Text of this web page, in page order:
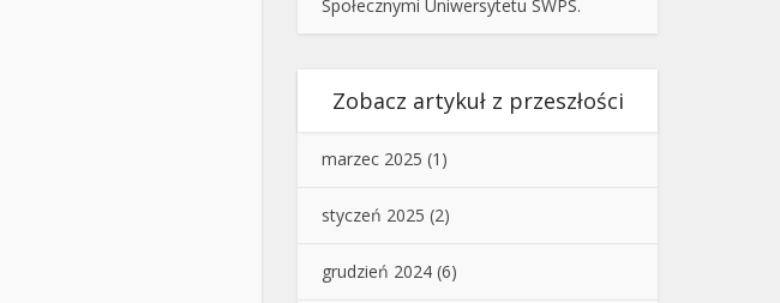
Społecznymi Uniwersytetu SWPS.
Zobacz artykuł z przeszłości
marzec 2025 (1)
styczeń 2025 (2)
grudzień 2024 (6)